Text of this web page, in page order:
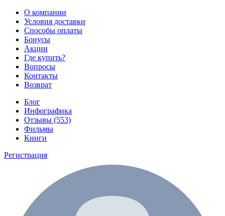
О компании
Условия доставки
Способы оплаты
Бонусы
Акции
Где купить?
Вопросы
Контакты
Возврат
Блог
Инфографика
Отзывы (553)
Фильмы
Книги
Регистрация